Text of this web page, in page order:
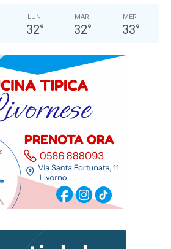
LUN
32°
MAR
32°
MER
33°